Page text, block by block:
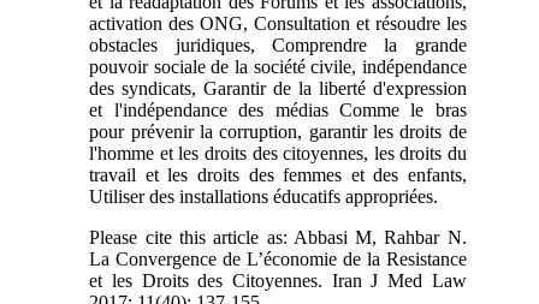
activation des ONG, Consultation et résoudre les
obstacles juridiques, Comprendre la grande
pouvoir sociale de la société civile, indépendance
des syndicats, Garantir de la liberté d'expression
et l'indépendance des médias Comme le bras
pour prévenir la corruption, garantir les droits de
l'homme et les droits des citoyennes, les droits du
travail et les droits des femmes et des enfants,
Utiliser des installations éducatifs appropriées.
Please cite this article as: Abbasi M, Rahbar N.
La Convergence de L’économie de la Resistance
et les Droits des Citoyennes. Iran J Med Law